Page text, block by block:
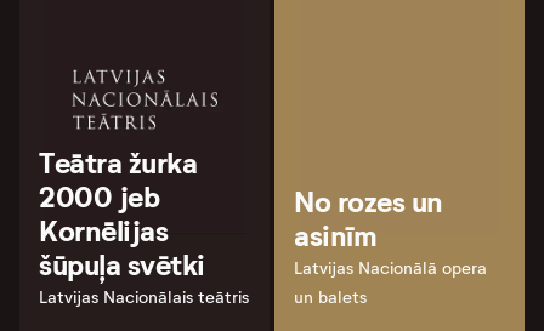
Teātra žurka
2000 jeb
Kornēlijas
šūpuļa svētki
Latvijas Nacionālais teātris
No rozes un
asinīm
Latvijas Nacionālā opera
un balets